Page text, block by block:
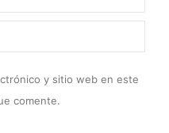
y sitio web en este
comente.